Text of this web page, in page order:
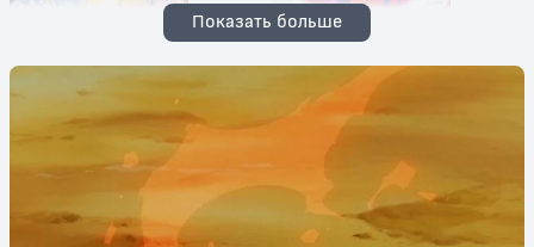
Покемон: Мьюту наносит
ответный удар / Покемон:
Мьюту против Мью
Покемон: Сила Избранного /
Покемон 2000
Показать больше